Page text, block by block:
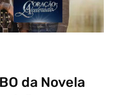
da Novela